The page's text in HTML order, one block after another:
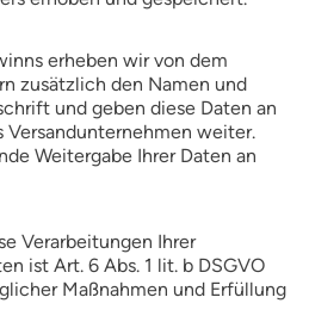
erheben wir von dem
zusätzlich den Namen und
und geben diese Daten an
Versandunternehmen weiter.
Weitergabe Ihrer Daten an
Verarbeitungen Ihrer
ist Art. 6 Abs. 1 lit. b DSGVO
Maßnahmen und Erfüllung